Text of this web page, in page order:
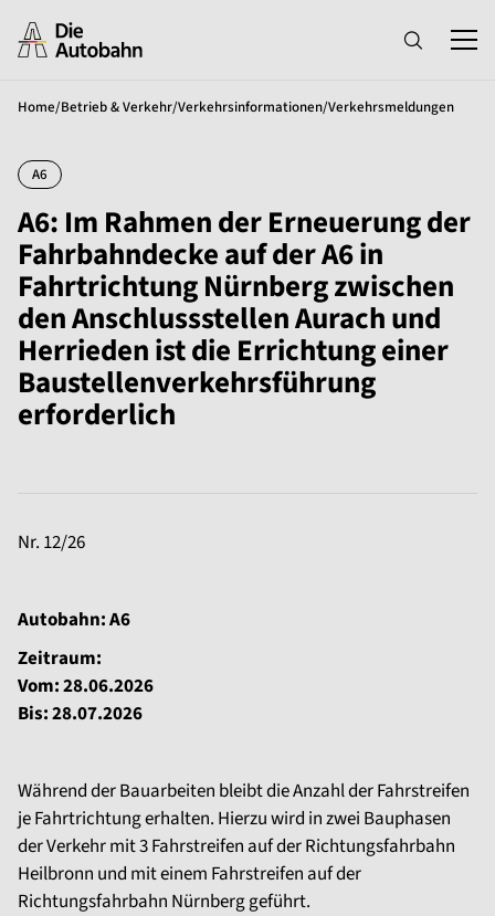
Home/Betrieb & Verkehr/Verkehrsinformationen/Verkehrsmeldungen
A6
A6: Im Rahmen der Erneuerung der
Fahrbahndecke auf der A6 in
Fahrtrichtung Nürnberg zwischen
den Anschlussstellen Aurach und
Herrieden ist die Errichtung einer
Baustellenverkehrsführung
erforderlich
Nr. 12/26
Autobahn: A6
Zeitraum:
Vom: 28.06.2026
Bis: 28.07.2026
Während der Bauarbeiten bleibt die Anzahl der Fahrstreifen
je Fahrtrichtung erhalten. Hierzu wird in zwei Bauphasen
der Verkehr mit 3 Fahrstreifen auf der Richtungsfahrbahn
Heilbronn und mit einem Fahrstreifen auf der
Richtungsfahrbahn Nürnberg geführt.